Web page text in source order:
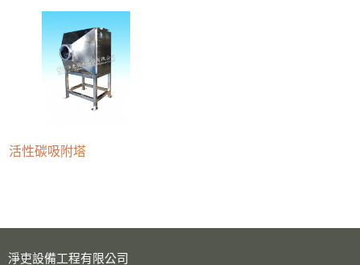
活性碳吸附塔
淨吏設備工程有限公司